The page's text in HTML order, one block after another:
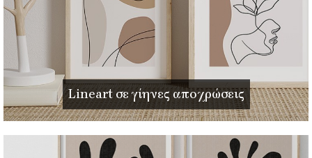
Lineart σε γίηνες αποχρώσεις